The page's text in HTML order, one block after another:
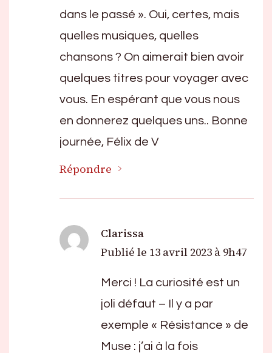
dans le passé ». Oui, certes, mais
quelles musiques, quelles
chansons ? On aimerait bien avoir
quelques titres pour voyager avec
vous. En espérant que vous nous
en donnerez quelques uns.. Bonne
journée, Félix de V
Répondre
Clarissa
Publié le 13 avril 2023 à 9h47
Merci ! La curiosité est un
joli défaut – Il y a par
exemple « Résistance » de
Muse : j’ai à la fois